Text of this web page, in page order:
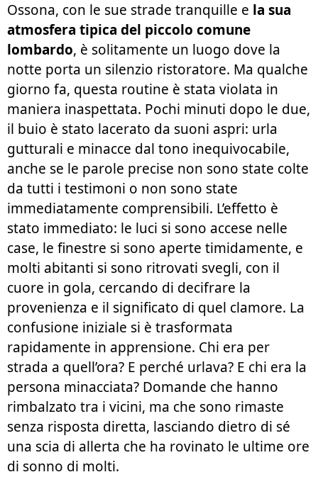
Ossona, con le sue strade tranquille e la sua
atmosfera tipica del piccolo comune
lombardo, è solitamente un luogo dove la
notte porta un silenzio ristoratore. Ma qualche
giorno fa, questa routine è stata violata in
maniera inaspettata. Pochi minuti dopo le due,
il buio è stato lacerato da suoni aspri: urla
gutturali e minacce dal tono inequivocabile,
anche se le parole precise non sono state colte
da tutti i testimoni o non sono state
immediatamente comprensibili. L’effetto è
stato immediato: le luci si sono accese nelle
case, le finestre si sono aperte timidamente, e
molti abitanti si sono ritrovati svegli, con il
cuore in gola, cercando di decifrare la
provenienza e il significato di quel clamore. La
confusione iniziale si è trasformata
rapidamente in apprensione. Chi era per
strada a quell’ora? E perché urlava? E chi era la
persona minacciata? Domande che hanno
rimbalzato tra i vicini, ma che sono rimaste
senza risposta diretta, lasciando dietro di sé
una scia di allerta che ha rovinato le ultime ore
di sonno di molti.